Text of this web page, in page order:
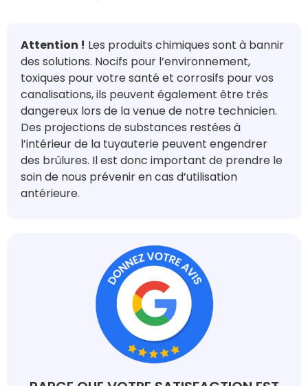
Attention ! Les produits chimiques sont à bannir
des solutions. Nocifs pour l’environnement,
toxiques pour votre santé et corrosifs pour vos
canalisations, ils peuvent également être très
dangereux lors de la venue de notre technicien.
Des projections de substances restées à
l’intérieur de la tuyauterie peuvent engendrer
des brûlures. Il est donc important de prendre le
soin de nous prévenir en cas d’utilisation
antérieure.